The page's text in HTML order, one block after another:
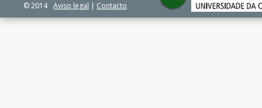
© 2014 Aviso legal | Contacto